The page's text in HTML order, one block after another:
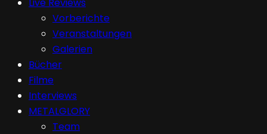
Vorberichte
Veranstaltungen
Galerien
Bücher
Filme
Interviews
METALGLORY
Team